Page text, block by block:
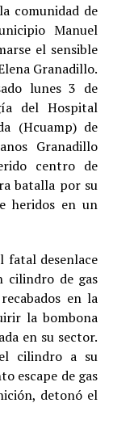
comunidad de
Manuel
el sensible
Granadillo.
lunes 3 de
del Hospital
(Hcuamp) de
Granadillo
centro de
batalla por su
heridos en un
fatal desenlace
cilindro de gas
en la
la bombona
en su sector.
cilindro a su
escape de gas
detonó el